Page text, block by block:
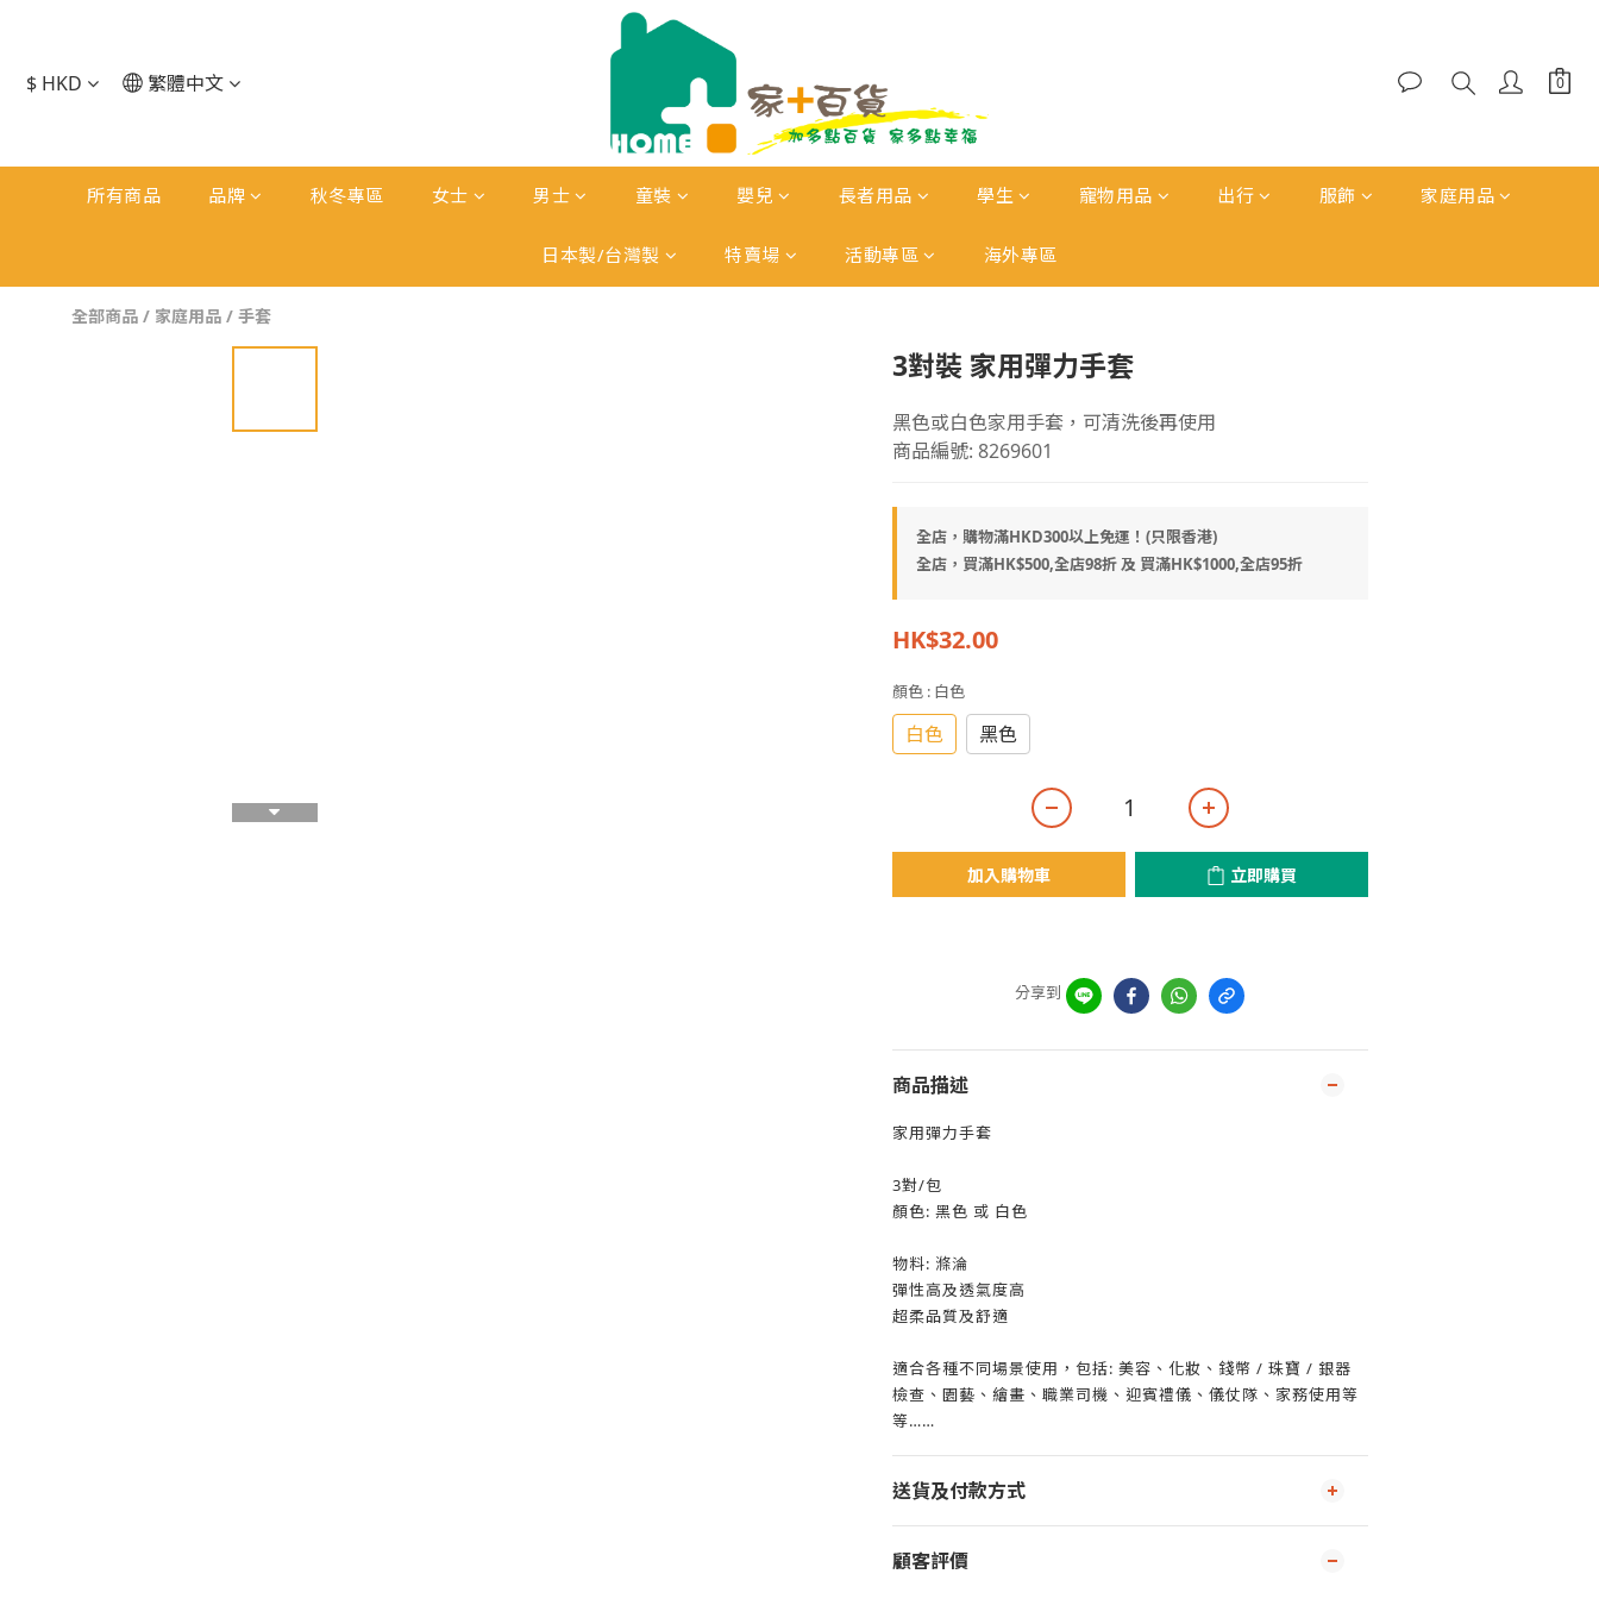
$ HKD 繁體中文
所有商品 品牌 秋冬專區 女士 男士 童裝 嬰兒 長者用品 學生 寵物用品 出行 服飾 家庭用品
日本製/台灣製 特賣場 活動專區 海外專區
全部商品 / 家庭用品 / 手套
3對裝 家用彈力手套
黑色或白色家用手套，可清洗後再使用
商品編號: 8269601
全店，購物滿HKD300以上免運！(只限香港)
全店，買滿HK$500,全店98折 及 買滿HK$1000,全店95折
HK$32.00
顏色 : 白色
白色 黑色
加入購物車 立即購買
分享到
商品描述
家用彈力手套
3對/包
顏色: 黑色 或 白色
物料: 滌淪
彈性高及透氣度高
超柔品質及舒適
適合各種不同場景使用，包括: 美容、化妝、錢幣 / 珠寶 / 銀器
檢查、園藝、繪畫、職業司機、迎賓禮儀、儀仗隊、家務使用等
等……
送貨及付款方式
顧客評價